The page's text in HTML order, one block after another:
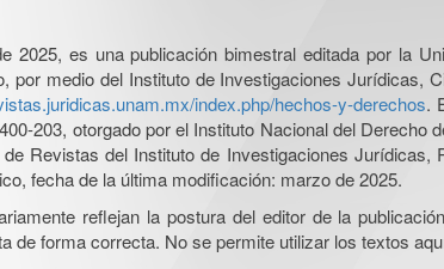
2025, es una publicación bimestral editada por la
por medio del Instituto de Investigaciones Jurídicas,
index.php/hechos-y-derechos.
203, otorgado por el Instituto Nacional del
Revistas del Instituto de Investigaciones
fecha de la última modificación: marzo de 2025.
reflejan la postura del editor de la
de forma correcta. No se permite utilizar los textos